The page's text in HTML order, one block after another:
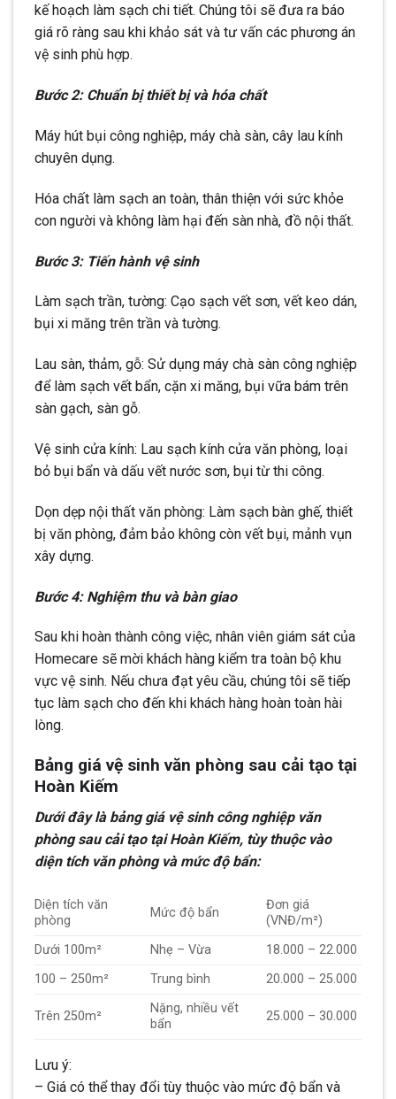
kế hoạch làm sạch chi tiết. Chúng tôi sẽ đưa ra báo
giá rõ ràng sau khi khảo sát và tư vấn các phương án
vệ sinh phù hợp.
Bước 2: Chuẩn bị thiết bị và hóa chất
Máy hút bụi công nghiệp, máy chà sàn, cây lau kính
chuyên dụng.
Hóa chất làm sạch an toàn, thân thiện với sức khỏe
con người và không làm hại đến sàn nhà, đồ nội thất.
Bước 3: Tiến hành vệ sinh
Làm sạch trần, tường: Cạo sạch vết sơn, vết keo dán,
bụi xi măng trên trần và tường.
Lau sàn, thảm, gỗ: Sử dụng máy chà sàn công nghiệp
để làm sạch vết bẩn, cặn xi măng, bụi vữa bám trên
sàn gạch, sàn gỗ.
Vệ sinh cửa kính: Lau sạch kính cửa văn phòng, loại
bỏ bụi bẩn và dấu vết nước sơn, bụi từ thi công.
Dọn dẹp nội thất văn phòng: Làm sạch bàn ghế, thiết
bị văn phòng, đảm bảo không còn vết bụi, mảnh vụn
xây dựng.
Bước 4: Nghiệm thu và bàn giao
Sau khi hoàn thành công việc, nhân viên giám sát của
Homecare sẽ mời khách hàng kiểm tra toàn bộ khu
vực vệ sinh. Nếu chưa đạt yêu cầu, chúng tôi sẽ tiếp
tục làm sạch cho đến khi khách hàng hoàn toàn hài
lòng.
Bảng giá vệ sinh văn phòng sau cải tạo tại
Hoàn Kiếm
Dưới đây là bảng giá vệ sinh công nghiệp văn
phòng sau cải tạo tại Hoàn Kiếm, tùy thuộc vào
diện tích văn phòng và mức độ bẩn:
Diện tích văn
phòng
Mức độ bẩn
Đơn giá
(VNĐ/m²)
Dưới 100m²
Nhẹ – Vừa
18.000 – 22.000
100 – 250m²
Trung bình 20.000 – 25.000
Trên 250m²
Nặng, nhiều vết
bẩn
25.000 – 30.000
Lưu ý:
– Giá có thể thay đổi tùy thuộc vào mức độ bẩn và